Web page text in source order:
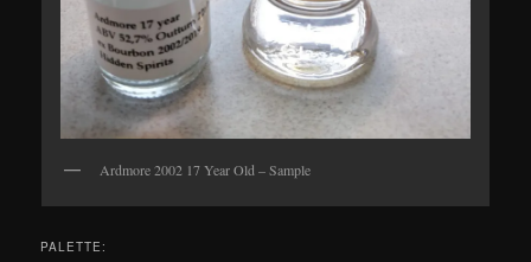
Ardmore 2002 17 Year Old – Sample
PALETTE: